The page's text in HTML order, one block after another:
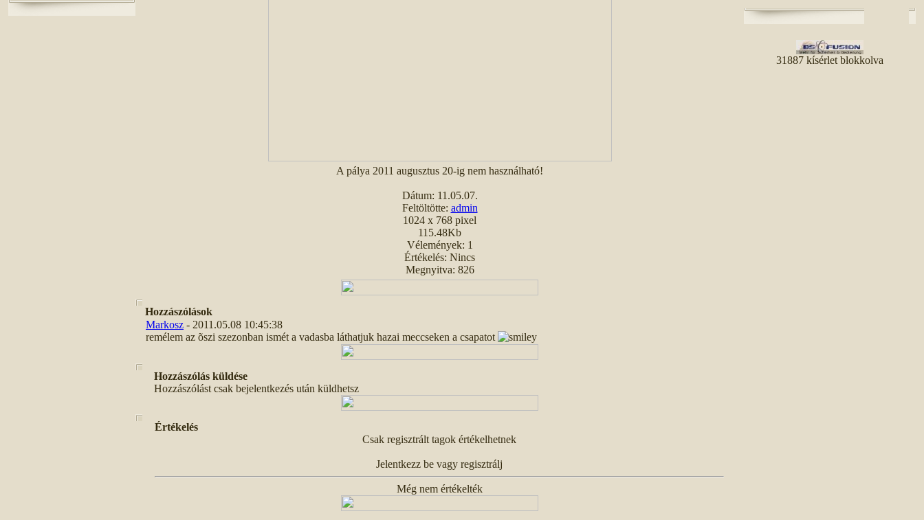
A pálya 2011 augusztus 20-ig nem használható!
Dátum: 11.05.07.
Feltöltötte: admin
1024 x 768 pixel
115.48Kb
Vélemények: 1
Értékelés: Nincs
Megnyitva: 826
Hozzászólások
Markosz - 2011.05.08 10:45:38
remélem az õszi szezonban ismét a vadasba láthatjuk hazai meccseken a csapatot
Hozzászólás küldése
Hozzászólást csak bejelentkezés után küldhetsz
Értékelés
Csak regisztrált tagok értékelhetnek
Jelentkezz be vagy regisztrálj
Még nem értékelték
31887 kísérlet blokkolva